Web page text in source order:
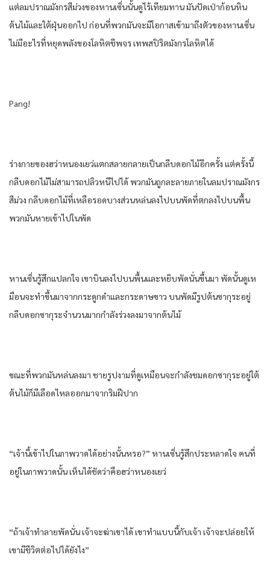
แต่ลมปราณมังกรสีม่วงของหานเซิ่นนั้นดูไร้เทียมทาน มันปัดเป่าก้อนหิน
ต้นไม้และใต้ฝุ่นออกไป ก่อนที่พวกมันจะมีโอกาสเข้ามาถึงตัวของหานเซิ่น
ไม่มีอะไรที่หยุดพลังของโลหิตชีพจร เทพสปิริตมังกรโลหิตได้
Pang!
ร่างกายของฮว่าหนองเยว่แตกสลายกลายเป็นกลีบดอกไม้อีกครั้ง แต่ครั้งนี้
กลีบดอกไม้ไม่สามารถปลิวหนีไปได้ พวกมันถูกละลายภายในลมปราณมังกร
สีม่วง กลีบดอกไม้ที่เหลือรอดบางส่วนหล่นลงไปบนพัดที่ตกลงไปบนพื้น
พวกมันหายเข้าไปในพัด
หานเซิ่นรู้สึกแปลกใจ เขาบินลงไปบนพื้นและหยิบพัดนั่นขึ้นมา พัดนั้นดูเห
มือนจะทําขึ้นมาจากกระดูกดําและกระดาษขาว บนพัดมีรูปต้นซากุระอยู่
กลีบดอกซากุระจํานวนมากกําลังร่วงลงมาจากต้นไม้
ขณะที่พวกมันหล่นลงมา ชายรูปงามที่ดูเหมือนจะกําลังชมดอกซากุระอยู่ใต้
ต้นไม้ก็มีเลือดไหลออกมาจากริมฝีปาก
“เจ้านี้เข้าไปในภาพวาดได้อย่างนั้นหรอ?” หานเซิ่นรู้สึกประหลาดใจ คนที่
อยู่ในภาพวาดนั้น เห็นได้ชัดว่าคือฮว่าหนองเยว่
“ถ้าเจ้าทําลายพัดนั่น เจ้าจะฆ่าเขาได้ เขาทําแบบนี้กับเจ้า เจ้าจะปล่อยให้
เขามีชีวิตต่อไปได้ยังไง”